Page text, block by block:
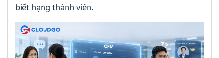
biết hạng thành viên.